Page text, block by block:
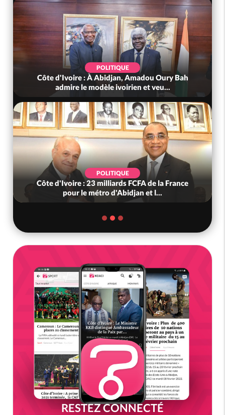
POLITIQUE
Côte d'Ivoire : À Abidjan, Amadou Oury Bah
admire le modèle ivoirien et veu...
POLITIQUE
Côte d'Ivoire : 23 milliards FCFA de la France
pour le métro d'Abidjan et l...
RESTEZ CONNECTÉ